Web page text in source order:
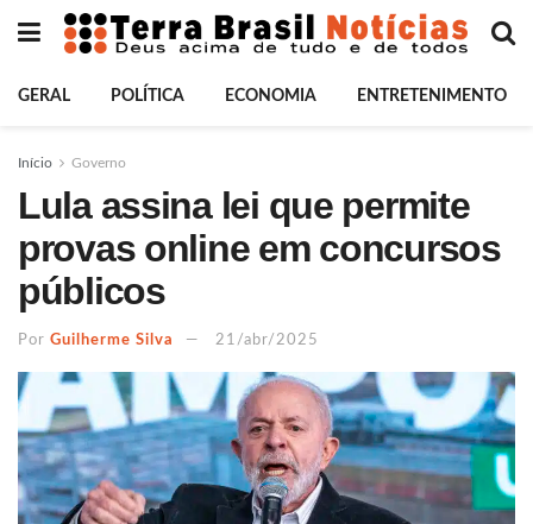
GERAL POLÍTICA ECONOMIA ENTRETENIMENTO
Início Governo
Lula assina lei que permite
provas online em concursos
públicos
Por Guilherme Silva 21/abr/2025